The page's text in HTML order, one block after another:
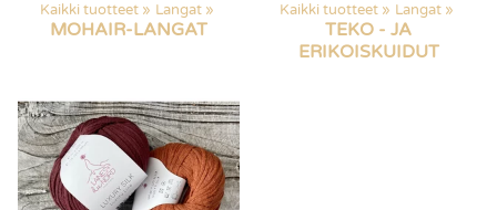
Kaikki tuotteet ‪» Langat ‪»
MOHAIR-LANGAT
Kaikki tuotteet ‪» Langat ‪»
TEKO - JA
ERIKOISKUIDUT